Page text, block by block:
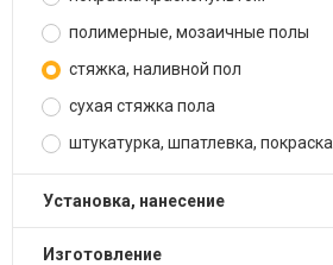
полимерные, мозаичные полы
стяжка, наливной пол
сухая стяжка пола
штукатурка, шпатлевка, покраска
установка, нанесение
изготовление